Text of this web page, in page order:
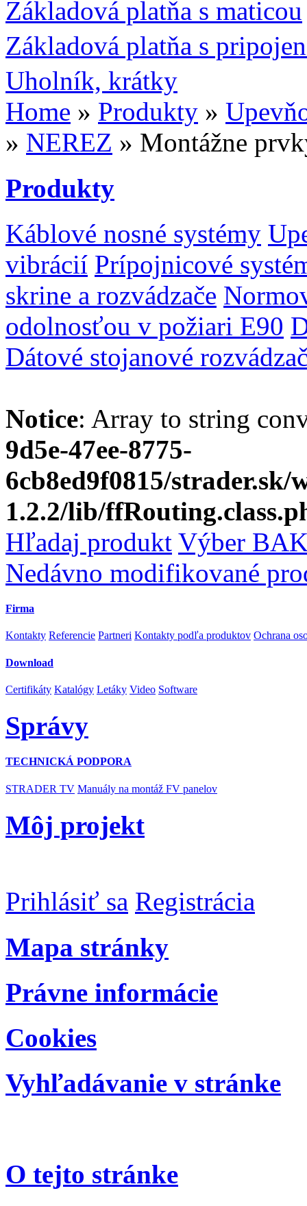
Základová platňa s maticou
Základová platňa s
Uholník, krátky
Home » Produkty »
» NEREZ » Montážne
Produkty
Káblové nosné systémy
vibrácií Prípojnicové
skrine a rozvádzače
odolnosťou v požiari E90
Dátové stojanové
Notice: Array to string
9d5e-47ee-8775-
6cb8ed9f0815/
1.2.2/lib/
Hľadaj produkt Výber
Nedávno modifikované
Firma
Kontakty Referencie Partneri Kontakty podľa produktov Ochrana
Download
Certifikáty Katalógy Letáky Video Software
Správy
TECHNICKÁ PODPORA
STRADER TV Manuály na montáž FV panelov
Môj projekt
Prihlásiť sa Registrácia
Mapa stránky
Právne informácie
Cookies
Vyhľadávanie v stránke
O tejto stránke